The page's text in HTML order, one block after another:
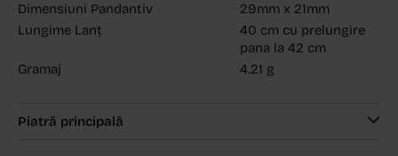
Dimensiuni Pandantiv
29mm x 21mm
Lungime Lanț
40 cm cu prelungire
pana la 42 cm
Gramaj
4.21 g
Piatră principală